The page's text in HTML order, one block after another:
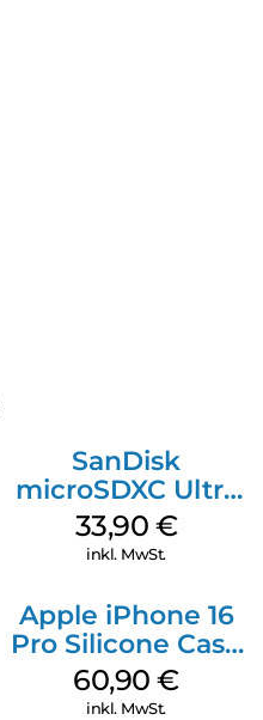
SanDisk
microSDXC Ultra
128 GB + Adapter
Mobile
33,90 €
inkl. MwSt.
Apple iPhone 16
Pro Silicone Case
MagSafe Stone
Gray
60,90€
inkl. MwSt.